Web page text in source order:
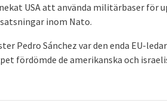
USA att använda militärbaser för
inom Nato.
Pedro Sánchez var den enda EU-
fördömde de amerikanska och